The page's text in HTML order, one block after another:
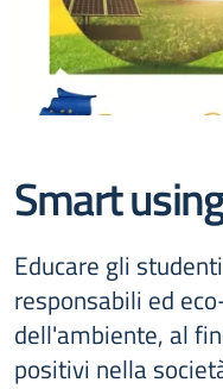
Smart
Educare gli
responsabili ed
dell'ambiente, al
positivi nella